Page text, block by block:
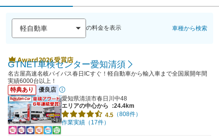
の料金を表示 車種から検索
GTNET車検センター愛知清須
名古屋高速名岐バイパス春日ICすぐ！軽自動車から輸入車まで全国展開年間
実績6000台以上！
特典あり
優良店
愛知県清須市春日川中48
エリアの中心から
:24.4km
4.5 （808件）
作業実績（17件）